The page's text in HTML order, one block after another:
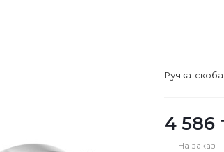
Ручка-
4 586
На заказ